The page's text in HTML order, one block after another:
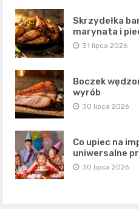
Skrzydełka
marynata i
31 lipca 2026
Boczek
wyrób
30 lipca 2026
Co upiec na
uniwersalne
30 lipca 2026